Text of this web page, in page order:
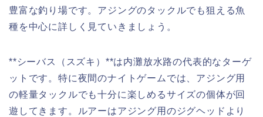
豊富な釣り場です。アジングのタックルでも狙える魚
種を中心に詳しく見ていきましょう。
**シーバス（スズキ）**は内灘放水路の代表的なターゲ
ットです。特に夜間のナイトゲームでは、アジング用
の軽量タックルでも十分に楽しめるサイズの個体が回
遊してきます。ルアーはアジング用のジグヘッドより